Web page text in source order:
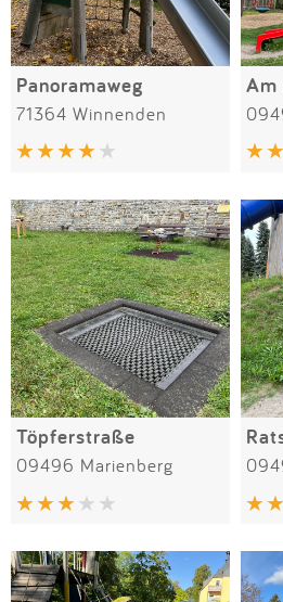
Panoramaweg
71364 Winnenden
Am
Töpferstraße
09496 Marienberg